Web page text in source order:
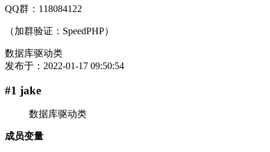
QQ群：118084122
（加群验证：SpeedPHP）
数据库驱动类
发布于： 2022-01-17 09:50:54
#1 jake
数据库驱动类
成员变量